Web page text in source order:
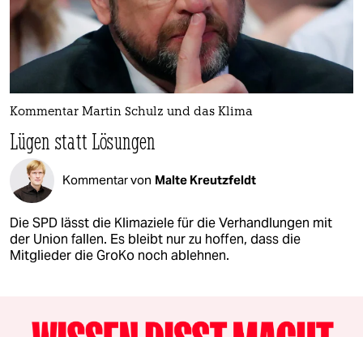
Kommentar Martin Schulz und das Klima
Lügen statt Lösungen
Kommentar von Malte Kreutzfeldt
Die SPD lässt die Klimaziele für die Verhandlungen mit
der Union fallen. Es bleibt nur zu hoffen, dass die
Mitglieder die GroKo noch ablehnen.